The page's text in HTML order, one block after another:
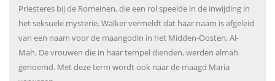
Priesteres bij de Romeinen, die een rol speelde in de inwijding in
het seksuele mysterie. Walker vermeldt dat haar naam is afgeleid
van een naam voor de maangodin in het Midden-Oosten, Al-
Mah. De vrouwen die in haar tempel dienden, werden almah
genoemd. Met deze term wordt ook naar de maagd Maria